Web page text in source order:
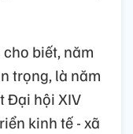
biết, năm
trọng, là năm
Đại hội XIV
kinh tế - xã